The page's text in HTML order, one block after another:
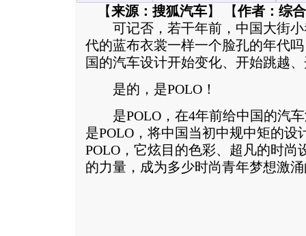
【来源：搜狐汽车】 【作者：综
可记否，若干年前，中国大街小
代的蓝布衣裳一样一个脸孔的年代
国的汽车设计开始变化、开始跳越
是的，是POLO！
是POLO，在4年前给中国的汽车
是POLO，将中国当初中规中矩的设
POLO，它炫目的色彩、超凡的时尚
的力量，成为多少时尚青年梦想激